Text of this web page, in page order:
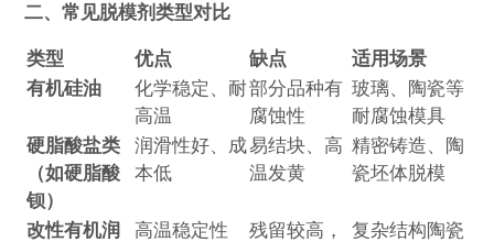
二、常见脱模剂类型对比
类型 优点 缺点
适用场景
有机硅油
化学稳定、耐
高温
部分品种有
腐蚀性
玻璃、陶瓷等
耐腐蚀模具
硬脂酸盐类
（如硬脂酸
钡）
润滑性好、成
本低
易结块、高
温发黄
精密铸造、陶
瓷坯体脱模
改性有机润
高温稳定性
残留较高，
复杂结构陶瓷